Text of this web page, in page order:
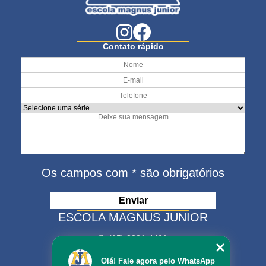
Contato rápido
Os campos com * são obrigatórios
ESCOLA MAGNUS JUNIOR
(15) 3321-4401
(15) 99630-9333
Olá! Fale agora pelo WhatsApp